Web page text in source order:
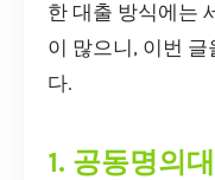
한 대출 방식에는
이 많으니, 이번
다.
1. 공동명의